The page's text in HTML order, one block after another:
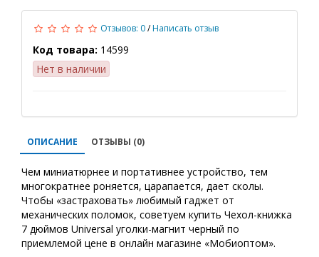
Отзывов: 0/Написать отзыв
Код товара: 14599
Нет в наличии
ОПИСАНИЕ ОТЗЫВЫ (0)
Чем миниатюрнее и портативнее устройство, тем
многократнее роняется, царапается, дает сколы.
Чтобы «застраховать» любимый гаджет от
механических поломок, советуем купить Чехол-книжка
7 дюймов Universal уголки-магнит черный по
приемлемой цене в онлайн магазине «Мобиоптом».